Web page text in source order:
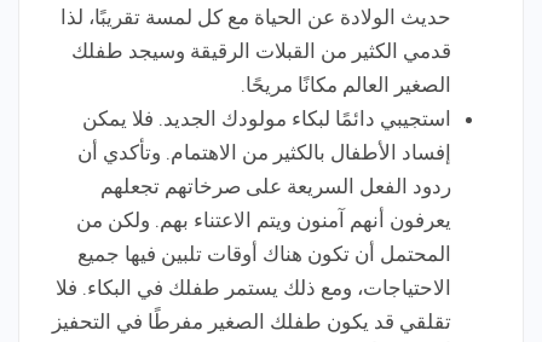
حديث الولادة عن الحياة مع كل لمسة تقريبًا، لذا
قدمي الكثير من القبلات الرقيقة وسيجد طفلك
الصغير العالم مكانًا مريحًا.
استجيبي دائمًا لبكاء مولودك الجديد. فلا يمكن
إفساد الأطفال بالكثير من الاهتمام. وتأكدي أن
ردود الفعل السريعة على صرخاتهم تجعلهم
يعرفون أنهم آمنون ويتم الاعتناء بهم. ولكن من
المحتمل أن تكون هناك أوقات تلبين فيها جميع
الاحتياجات، ومع ذلك يستمر طفلك في البكاء. فلا
تقلقي قد يكون طفلك الصغير مفرطًا في التحفيز